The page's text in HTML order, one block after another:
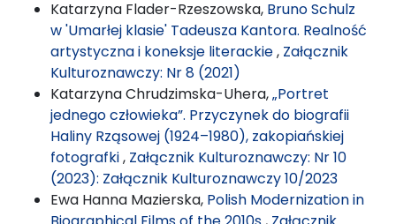
Katarzyna Flader-Rzeszowska, Bruno Schulz
w 'Umarłej klasie' Tadeusza Kantora. Realność
artystyczna i koneksje literackie, Załącznik
Kulturoznawczy: Nr 8 (2021)
Katarzyna Chrudzimska-Uhera,„Portret
jednego człowieka”. Przyczynek do biografii
Haliny Rząsowej (1924–1980), zakopiańskiej
fotografki, Załącznik Kulturoznawczy: Nr 10
(2023): Załącznik Kulturoznawczy 10/2023
Ewa Hanna Mazierska, Polish Modernization in